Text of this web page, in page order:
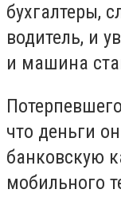
бухгалтеры,
водитель, и
и машина
что деньги
банковскую
мобильного